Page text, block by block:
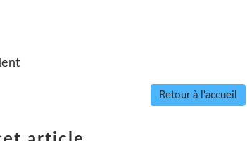
Retour à l'accueil